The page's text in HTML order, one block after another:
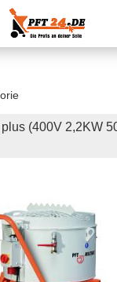
(400V 2,2KW